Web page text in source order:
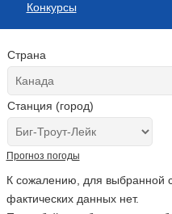
Конкурсы
Страна
Станция (город)
Прогноз погоды
К сожалению, для выбранной
фактических данных нет.